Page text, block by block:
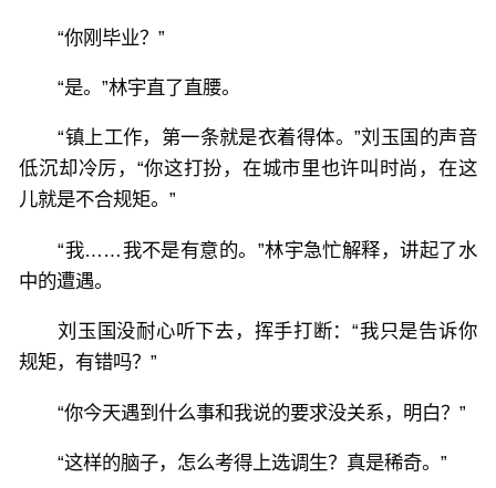
“你刚毕业？”
“是。”林宇直了直腰。
“镇上工作，第一条就是衣着得体。”刘玉国的声音
低沉却冷厉，“你这打扮，在城市里也许叫时尚，在这
儿就是不合规矩。”
“我……我不是有意的。”林宇急忙解释，讲起了水
中的遭遇。
刘玉国没耐心听下去，挥手打断：“我只是告诉你
规矩，有错吗？”
“你今天遇到什么事和我说的要求没关系，明白？”
“这样的脑子，怎么考得上选调生？真是稀奇。”